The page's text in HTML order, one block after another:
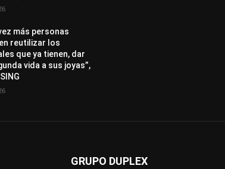
más personas
reutilizar los
que ya tienen, dar
vida a sus joyas”,
GRUPO DUPLEX